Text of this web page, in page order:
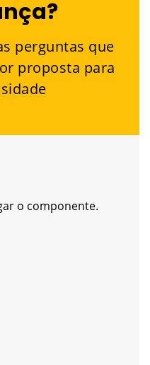
perguntas que
proposta para
o componente.